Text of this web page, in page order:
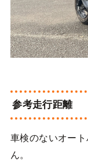
参考走行距離
車検のないオー
ん。